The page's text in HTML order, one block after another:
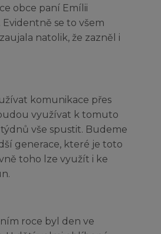
obce paní Emílii
se to všem
natolik, že zazněl i
komunikace přes
využívat k tomuto
vše spustit. Budeme
generace, které je toto
toho lze využít i ke
roce byl den ve